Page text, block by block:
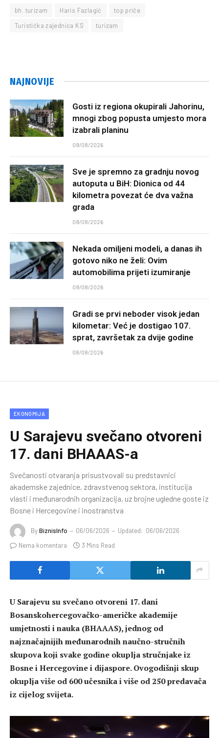
bh. turizam Haris Fazlagić
top priče
Turistička zajednica KS
turizam
NAJNOVIJE
Gosti iz regiona okupirali Jahorinu,
mnogi zbog popusta umjesto mora
izabrali planinu
09/08/2026
Sve je spremno za gradnju novog
autoputa u BiH: Dionica od 44
kilometra povezat će dva važna
grada
09/08/2026
Nekada omiljeni modeli, a danas ih
gotovo niko ne želi: Ovim
automobilima prijeti izumiranje
09/08/2026
Gradi se prvi neboder visok jedan
kilometar: Već je dostigao 107.
sprat, završetak za dvije godine
08/08/2026
EKONOMIJA
U Sarajevu svečano otvoreni
17. dani BHAAAS-a
Svečanosti otvaranja prisustvovali su predstavnici
akademske zajednice, zdravstvenog sektora, institucija
vlasti i međunarodnih organizacija, uz brojne ugledne goste iz
Bosne i Hercegovine i inostranstva
ByBiznisInfo 06/06/2026 Updated: 06/06/2026
Nema komentara
3 Mins Read
U Sarajevu su svečano otvoreni 17. dani
Bosanskohercegovačko-američke akademije
umjetnosti i nauka (BHAAAS), jednog od
najznačajnijih međunarodnih naučno-stručnih
skupova koji svake godine okuplja stručnjake iz
Bosne i Hercegovine i dijaspore. Ovogodišnji skup
okuplja više od 600 učesnika i više od 250 predavača
iz cijelog svijeta.